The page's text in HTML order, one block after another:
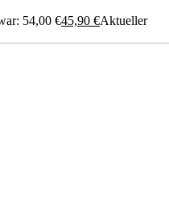
54,00 €45,90 €Aktueller